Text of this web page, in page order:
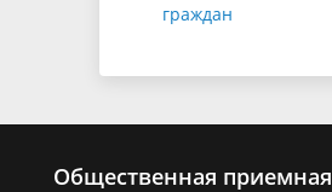
граждан
Общественная приемная